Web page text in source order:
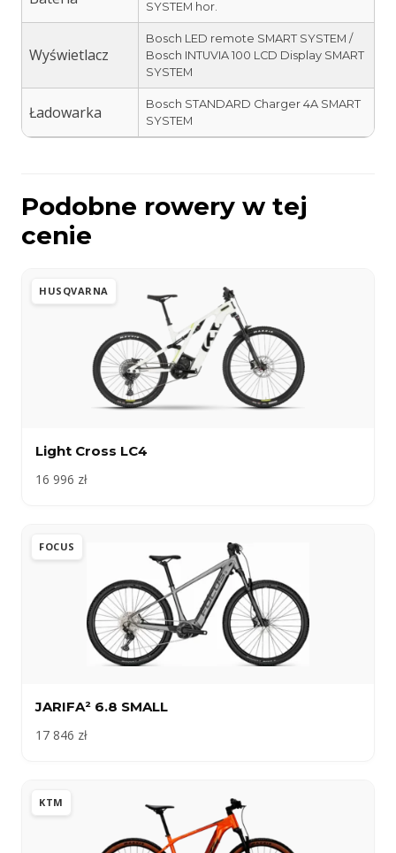
SYSTEM hor.
Wyświetlacz
Bosch LED remote SMART SYSTEM /
Bosch INTUVIA 100 LCD Display SMART
SYSTEM
Ładowarka
Bosch STANDARD Charger 4A SMART
SYSTEM
Podobne rowery w tej
cenie
HUSQVARNA
Light Cross LC4
16 996 zł
FOCUS
JARIFA² 6.8 SMALL
17 846 zł
KTM